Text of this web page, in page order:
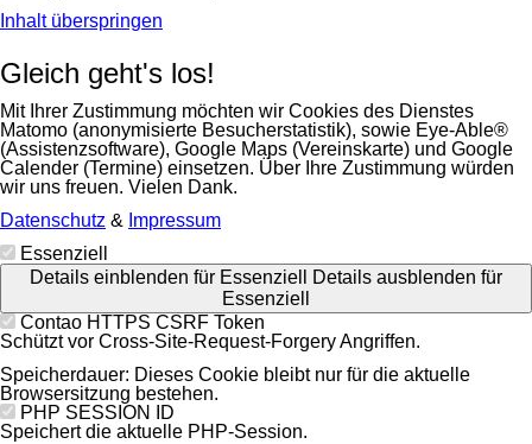
Inhalt überspringen
Gleich geht's los!
Mit Ihrer Zustimmung möchten wir Cookies des Dienstes
Matomo (anonymisierte Besucherstatistik), sowie Eye-Able®
(Assistenzsoftware), Google Maps (Vereinskarte) und Google
Calender (Termine) einsetzen. Über Ihre Zustimmung würden
wir uns freuen. Vielen Dank.
Datenschutz & Impressum
Essenziell
Details einblenden für Essenziell Details ausblenden für
Essenziell
Contao HTTPS CSRF Token
Schützt vor Cross-Site-Request-Forgery Angriffen.
Speicherdauer: Dieses Cookie bleibt nur für die aktuelle
Browsersitzung bestehen.
PHP SESSION ID
Speichert die aktuelle PHP-Session.